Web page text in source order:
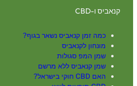
קנאביס ו-CBD
כמה זמן קנאביס נשאר בגוף?
מונחון לקנאביס
שמן המפ סגולות
שמן קנאביס ללא מרשם
האם CBD חוקי בישראל?